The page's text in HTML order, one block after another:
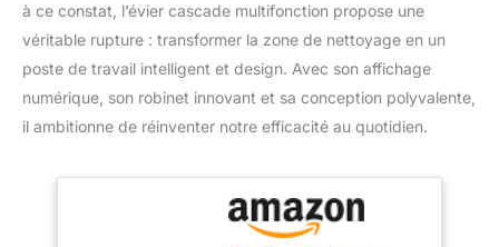
à ce constat, l’évier cascade multifonction propose une
véritable rupture : transformer la zone de nettoyage en un
poste de travail intelligent et design. Avec son affichage
numérique, son robinet innovant et sa conception polyvalente,
il ambitionne de réinventer notre efficacité au quotidien.